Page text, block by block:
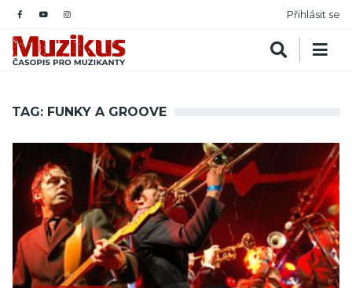
Přihlásit se
TAG: FUNKY A GROOVE